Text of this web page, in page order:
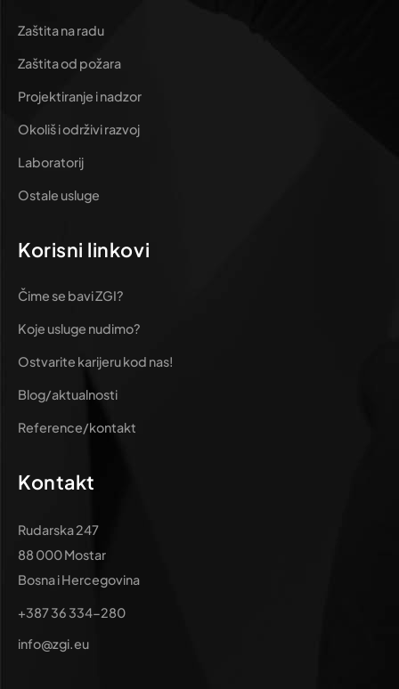
Zaštita na radu
Zaštita od požara
Projektiranje i nadzor
Okoliš i održivi razvoj
Laboratorij
Ostale usluge
Korisni linkovi
Čime se bavi ZGI?
Koje usluge nudimo?
Ostvarite karijeru kod nas!
Blog/aktualnosti
Reference/kontakt
Kontakt
Rudarska 247
88 000 Mostar
Bosna i Hercegovina
+387 36 334-280
info@zgi.eu